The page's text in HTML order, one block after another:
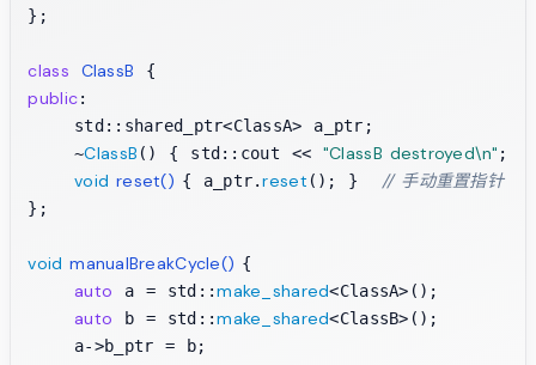
};
class ClassB
public:
    std::shared_ptr<ClassA> a_ptr;
    ~
ClassB () { std::cout << "ClassB destroyed\n" ; }
void reset() { a_ptr.reset (); } // 手动重置指针
};
void manualBreakCycle() {
auto a = std::make_shared<ClassA>();
auto b = std::make_shared<ClassB>();
    a->b_ptr = b;